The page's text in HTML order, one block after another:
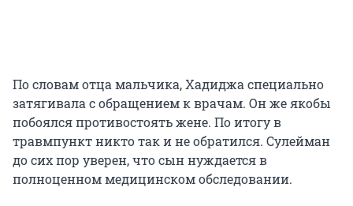
По словам отца мальчика, Хадиджа специально
затягивала с обращением к врачам. Он же якобы
побоялся противостоять жене. По итогу в
травмпункт никто так и не обратился. Сулейман
до сих пор уверен, что сын нуждается в
полноценном медицинском обследовании.